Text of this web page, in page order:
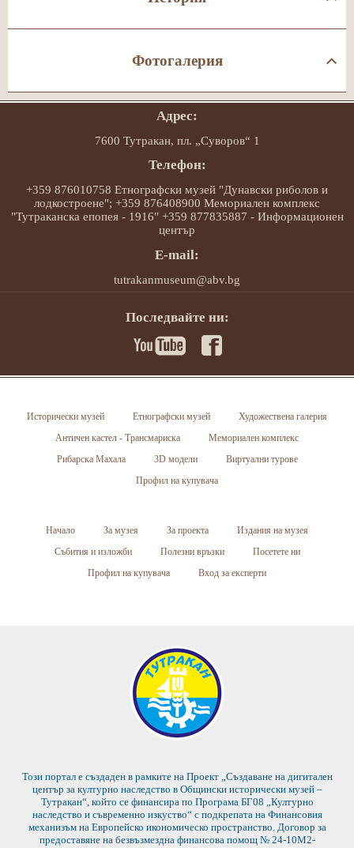
Фотогалерия
Адрес:
7600 Тутракан, пл. „Суворов“ 1
Телефон:
+359 876010758 Етнографски музей "Дунавски риболов и
лодкостроене"; +359 876408900 Мемориален комплекс
"Тутраканска епопея - 1916" +359 877835887 - Информационен
център
E-mail:
tutrakanmuseum@abv.bg
Последвайте ни:
Исторически музей Етнографски музей
Художествена галерия
Античен кастел - Трансмариска
Мемориален комплекс
Рибарска Махала
3D модели
Виртуални турове
Профил на купувача
Начало За музея За проекта
Издания на музея
Събития и изложби
Полезни връзки
Посетете ни
Профил на купувача
Вход за експерти
Този портал е създаден в рамките на Проект „Създаване на дигитален
център за културно наследство в Общински исторически музей –
Тутракан“, който се финансира по Програма БГ08 „Културно
наследство и съвременно изкуство“ с подкрепата на Финансовия
механизъм на Европейско икономическо пространство. Договор за
предоставяне на безвъзмездна финансова помощ № 24-10М2-